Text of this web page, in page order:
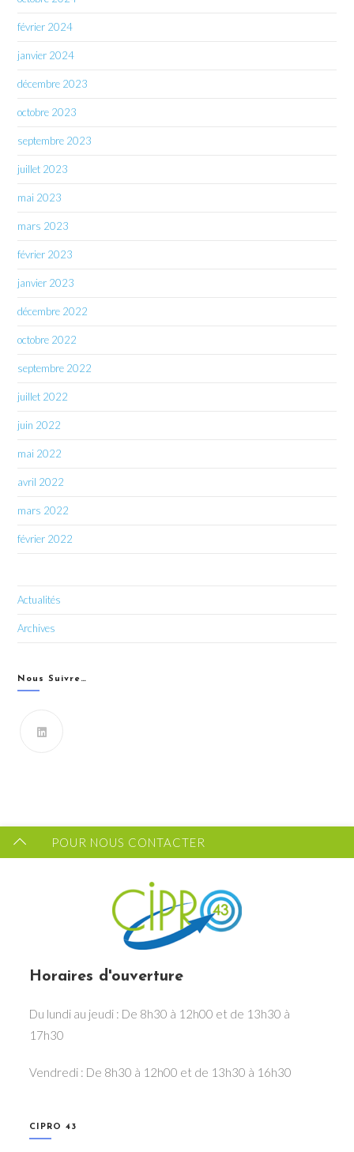
février 2024
janvier 2024
décembre 2023
octobre 2023
septembre 2023
juillet 2023
mai 2023
mars 2023
février 2023
janvier 2023
décembre 2022
octobre 2022
septembre 2022
juillet 2022
juin 2022
mai 2022
avril 2022
mars 2022
février 2022
Actualités
Archives
Nous Suivre…
Vous souhaitez recevoir les dernières infos du CIPRO
POUR NOUS CONTACTER
Horaires d'ouverture
Du lundi au jeudi : De 8h30 à 12h00 et de 13h30 à
17h30
Vendredi : De 8h30 à 12h00 et de 13h30 à 16h30
CIPRO 43